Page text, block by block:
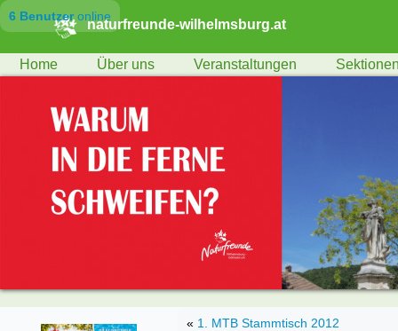
6 Benutzeronline
naturfreunde-wilhelmsburg.at
Home Über uns Veranstaltungen
« 1. MTB Stammtisch 2012